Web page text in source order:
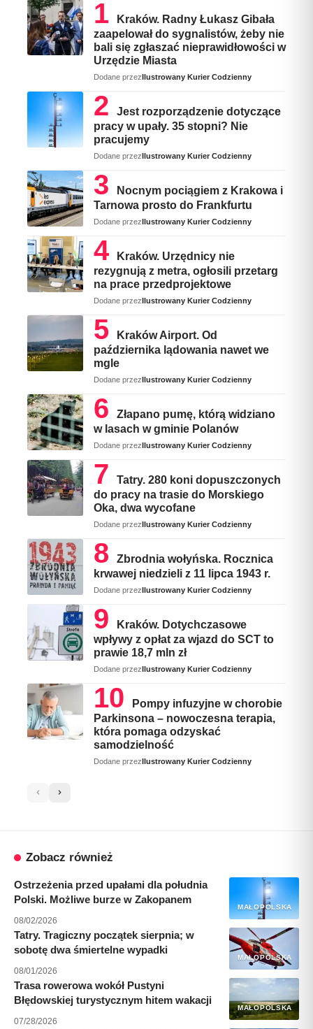
Kraków. Radny Łukasz Gibała
zaapelował do sygnalistów, żeby nie
bali się zgłaszać nieprawidłowości w
Urzędzie Miasta
Dodane przezIlustrowany Kurier Codzienny
Jest rozporządzenie dotyczące
pracy w upały. 35 stopni? Nie
pracujemy
Dodane przezIlustrowany Kurier Codzienny
Nocnym pociągiem z Krakowa i
Tarnowa prosto do Frankfurtu
Dodane przezIlustrowany Kurier Codzienny
Kraków. Urzędnicy nie
rezygnują z metra, ogłosili przetarg
na prace przedprojektowe
Dodane przezIlustrowany Kurier Codzienny
Kraków Airport. Od
października lądowania nawet we
mgle
Dodane przezIlustrowany Kurier Codzienny
Złapano pumę, którą widziano
w lasach w gminie Polanów
Dodane przezIlustrowany Kurier Codzienny
Tatry. 280 koni dopuszczonych
do pracy na trasie do Morskiego
Oka, dwa wycofane
Dodane przezIlustrowany Kurier Codzienny
Zbrodnia wołyńska. Rocznica
krwawej niedzieli z 11 lipca 1943 r.
Dodane przezIlustrowany Kurier Codzienny
Kraków. Dotychczasowe
wpływy z opłat za wjazd do SCT to
prawie 18,7 mln zł
Dodane przezIlustrowany Kurier Codzienny
Pompy infuzyjne w chorobie
Parkinsona – nowoczesna terapia,
która pomaga odzyskać
samodzielność
Dodane przezIlustrowany Kurier Codzienny
Zobacz również
MAŁOPOLSKA
Ostrzeżenia przed upałami dla południa
Polski. Możliwe burze w Zakopanem
08/02/2026
MAŁOPOLSKA
Tatry. Tragiczny początek sierpnia; w
sobotę dwa śmiertelne wypadki
08/01/2026
MAŁOPOLSKA
Trasa rowerowa wokół Pustyni
Błędowskiej turystycznym hitem wakacji
07/28/2026